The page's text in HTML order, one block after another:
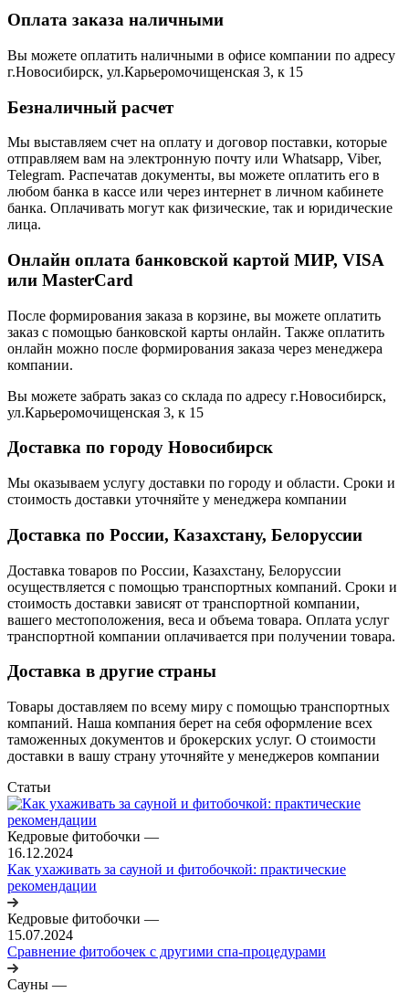
Оплата заказа наличными
Вы можете оплатить наличными в офисе компании по адресу
г.Новосибирск, ул.Карьеромочищенская 3, к 15
Безналичный расчет
Мы выставляем счет на оплату и договор поставки, которые
отправляем вам на электронную почту или Whatsapp, Viber,
Telegram. Распечатав документы, вы можете оплатить его в
любом банка в кассе или через интернет в личном кабинете
банка. Оплачивать могут как физические, так и юридические
лица.
Онлайн оплата банковской картой МИР, VISA
или MasterCard
После формирования заказа в корзине, вы можете оплатить
заказ с помощью банковской карты онлайн. Также оплатить
онлайн можно после формирования заказа через менеджера
компании.
Вы можете забрать заказ со склада по адресу г.Новосибирск,
ул.Карьеромочищенская 3, к 15
Доставка по городу Новосибирск
Мы оказываем услугу доставки по городу и области. Сроки и
стоимость доставки уточняйте у менеджера компании
Доставка по России, Казахстану, Белоруссии
Доставка товаров по России, Казахстану, Белоруссии
осуществляется с помощью транспортных компаний. Сроки и
стоимость доставки зависят от транспортной компании,
вашего местоположения, веса и объема товара. Оплата услуг
транспортной компании оплачивается при получении товара.
Доставка в другие страны
Товары доставляем по всему миру с помощью транспортных
компаний. Наша компания берет на себя оформление всех
таможенных документов и брокерских услуг. О стоимости
доставки в вашу страну уточняйте у менеджеров компании
Статьи
Кедровые фитобочки —
16.12.2024
Как ухаживать за сауной и фитобочкой: практические
рекомендации
Кедровые фитобочки —
15.07.2024
Сравнение фитобочек с другими спа-процедурами
Сауны —